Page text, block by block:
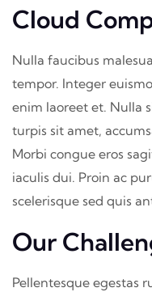
Cloud
Nulla faucibus
tempor. Integer
enim laoreet et. Nulla
turpis sit amet,
Morbi congue eros
iaculis dui. Proin ac
scelerisque sed quis
Our
Pellentesque egestas